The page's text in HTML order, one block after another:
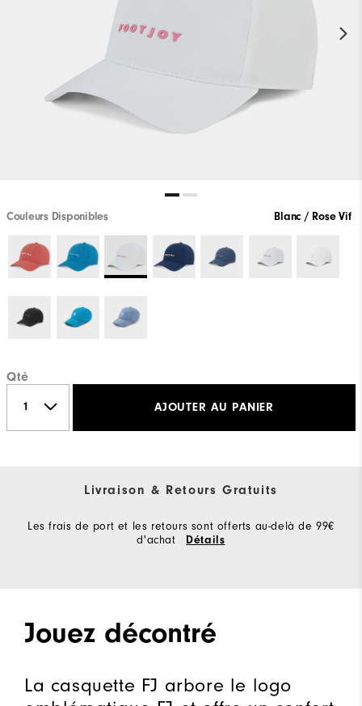
Couleurs Disponibles Blanc / Rose Vif
Qté
AJOUTER AU PANIER
Livraison & Retours Gratuits
Les frais de port et les retours sont offerts au-delà de 99€
d'achat
Détails
Jouez décontré
La casquette FJ arbore le logo